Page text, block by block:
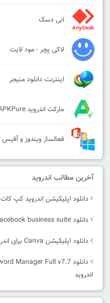
انی دسک
لاکی پچر - مود لایت
اینترنت دانلود منیجر
مارکت اندروید APKPure
فعالساز ویندوز و آفیس
آخرین مطالب اندروید
دانلود اپلیکیشن اندروید کپ کات CapCut
دانلود facebook business suite مدیریت پیج اینستاگرام
دانلود اپلیکیشن Canva برای اندروید نسخه 2.139.0
اندروید